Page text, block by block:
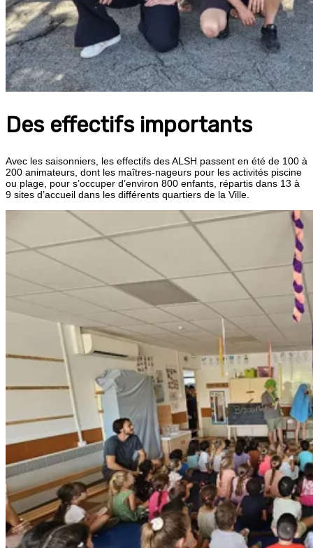
Des effectifs importants
Avec les saisonniers, les effectifs des ALSH passent en été de 100 à
200 animateurs, dont les maîtres-nageurs pour les activités piscine
ou plage, pour s’occuper d’environ 800 enfants, répartis dans 13 à
9 sites d’accueil dans les différents quartiers de la Ville.